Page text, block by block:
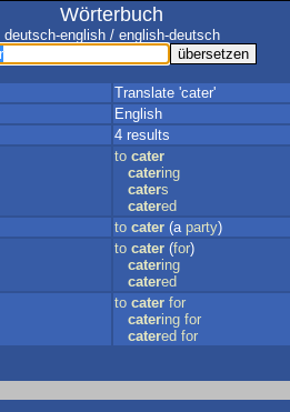
Wörterbuch
deutsch-english / english-deutsch
Translate 'cater'
English
4 results
to cater
catering
caters
catered
to cater (a party)
to cater (for)
catering
catered
to cater for
catering for
catered for